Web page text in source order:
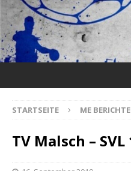
STARTSEITE ME BERICHTE
TV Malsch – SVL